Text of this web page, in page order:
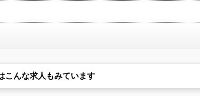
こんな求人もみています